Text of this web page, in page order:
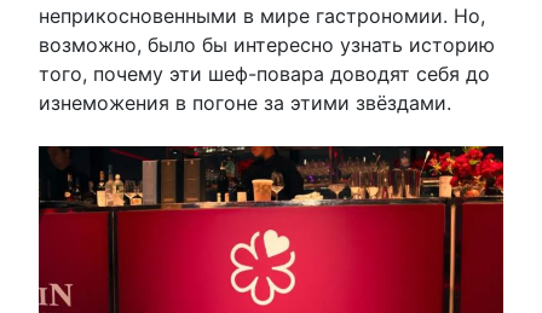
неприкосновенными в мире гастрономии. Но,
возможно, было бы интересно узнать историю
того, почему эти шеф-повара доводят себя до
изнеможения в погоне за этими звёздами.